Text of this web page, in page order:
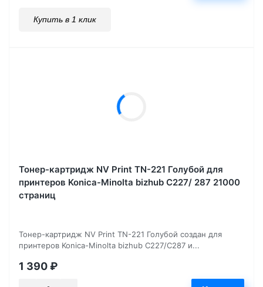
Купить в 1 клик
Тонер-картридж NV Print TN-221 Голубой для
принтеров Konica-Minolta bizhub C227/ 287 21000
страниц
Тонер-картридж NV Print TN-221 Голубой создан для
принтеров Konica-Minolta bizhub C227/C287 и...
1 390₽